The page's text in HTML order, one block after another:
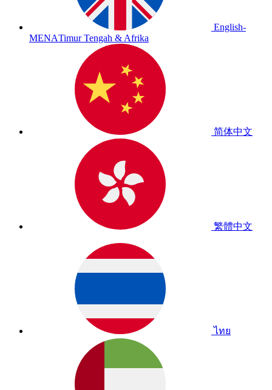
English-
MENATimur Tengah & Afrika
简体中文
繁體中文
ไทย